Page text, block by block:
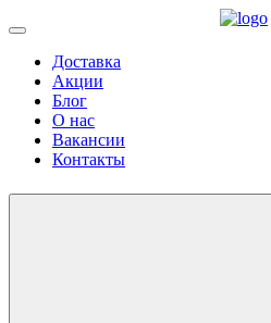
Доставка
Акции
Блог
О нас
Вакансии
Контакты